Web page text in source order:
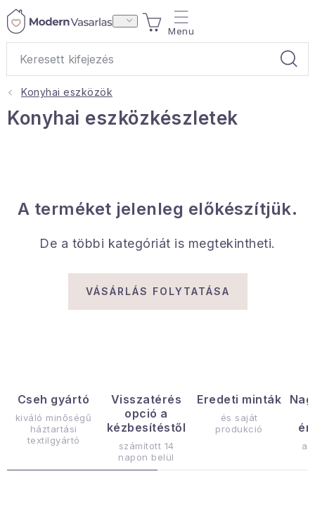
Ugrás
KOSÁR
Ajándékok
Lakástextil
Háztartás
Hobbi és kert
Sport és szabadban
Gyermekeknek
Sziasztok, hív a nyár.
Konyhai eszközök
Konyhai eszközkészletek
A terméket jelenleg előkészítjük.
De a többi kategóriát is megtekintheti.
VÁSÁRLÁS FOLYTATÁSA
Cseh gyártó
kiváló minőségű
háztartási
textilgyártó
Visszatérés
opció a
kézbesítéstől
számított 14
napon belül
Eredeti minták
és saját
produkció